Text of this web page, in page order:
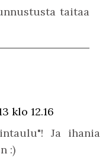
taitaa
klo 12.16
Ja ihania
:)